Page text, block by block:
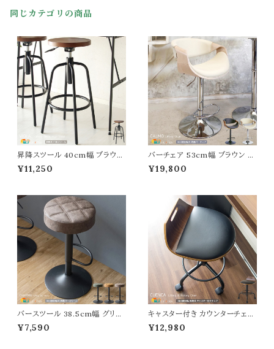
スチールフレーム 合皮チェア 合
同じカテゴリの商品
昇降スツール 40cm幅 ブラウン
茶色 円形スツール 丸型チェア 3
60度回転 丸椅子 円型チェア 昇
さ66cm 最大高さ75cm おすす
め おしゃれ 北欧 モダン スタイリ
ッシュ スチール脚 丸チェアー 椅
子 春 夏 秋 冬 チェアー
¥11,250
バーチェア 53cm幅 ブラウン ナ
チュラル 昇降式チェア 360度回
転 合皮チェア 合成皮革 椅子 幅
m 最大座面高83.5cm おすす
め おしゃれ 北欧 モダン スタイリ
ッシュ 肘置き付き カウンターチ
ェア PUレザー 椅子 チェアー
¥19,800
バースツール 38.5cm幅 グリー
ン キャメル ブラウン 昇降式スツ
ール 360度回転 合皮チェア 合
¥7,590
キャスター付き カウンターチェア
47cm幅 ブラウン 合皮チェア キ
ャスター付きチェア 360度回転
¥12,980